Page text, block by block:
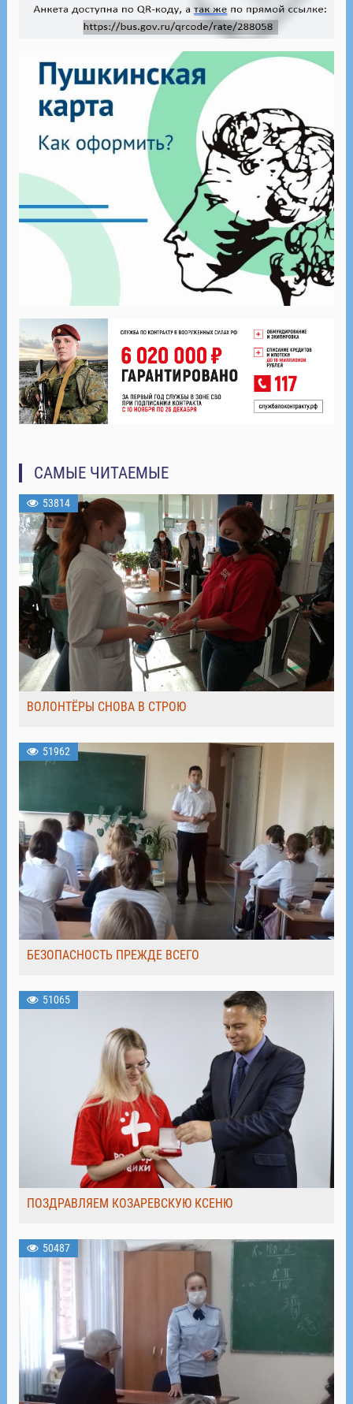
САМЫЕ ЧИТАЕМЫЕ
53814
ВОЛОНТЁРЫ СНОВА В СТРОЮ
51962
БЕЗОПАСНОСТЬ ПРЕЖДЕ ВСЕГО
51065
ПОЗДРАВЛЯЕМ КОЗАРЕВСКУЮ КСЕНЮ
50487